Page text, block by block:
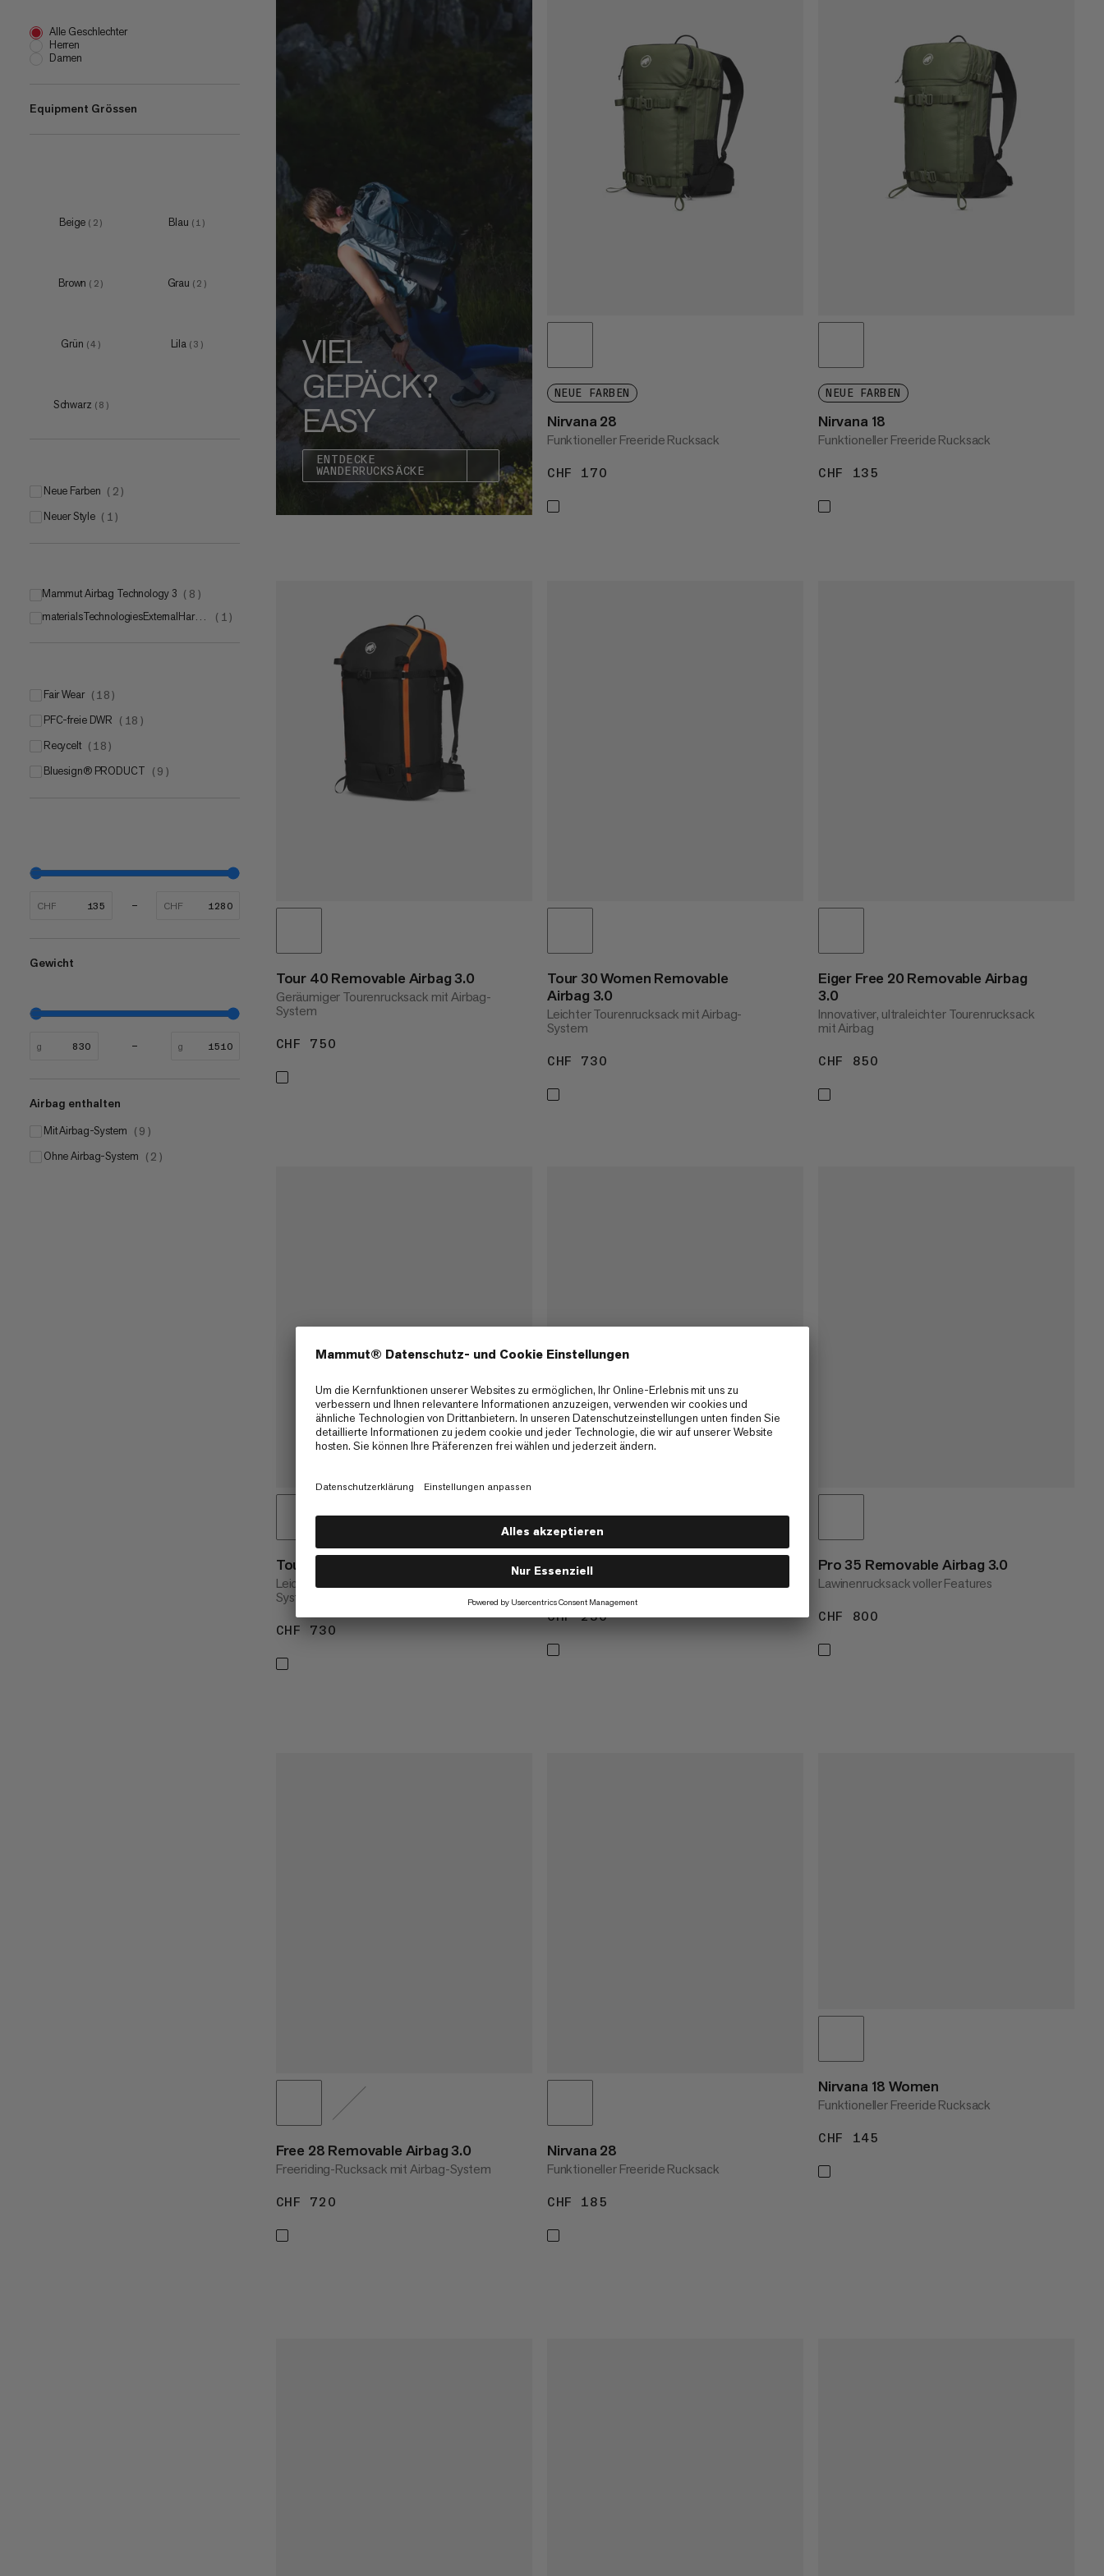
HÖCHSTER PREIS
NEUHEITEN
BEWERTUNG
Alle Geschlechter
Herren
Damen
Equipment Grössen
28 L (1 )
Beige ( 2 ) Blau ( 1 )
Brown ( 2 ) Grau ( 2 )
Grün (4 ) Lila ( 3 )
Schwarz ( 8 )
Neue Farben ( 2 )
Neuer Style ( 1 )
Mammut Airbag Technology 3 ( 8 )
materialsTechnologiesExternalHardwareAlpride ( 1 )
Fair Wear ( 18 )
PFC-freie DWR ( 18 )
Recycelt ( 18 )
bluesign® PRODUCT ( 9 )
CHF CHF
Gewicht
g g
Airbag enthalten
Mit Airbag-System ( 9 )
Ohne Airbag-System ( 2 )
VIEL
GEPÄCK?
EASY
ENTDECKE
WANDERRUCKSÄCKE
NEUE FARBEN
Nirvana 28
Funktioneller Freeride Rucksack
CHF 170
NEUE FARBEN
Nirvana 18
Funktioneller Freeride Rucksack
CHF 135
Tour 40 Removable Airbag 3.0
Geräumiger Tourenrucksack mit Airbag-
System
CHF 750
Tour 30 Women Removable
Airbag 3.0
Leichter Tourenrucksack mit Airbag-
System
CHF 730
Eiger Free 20 Removable Airbag
3.0
Innovativer, ultraleichter Tourenrucksack
mit Airbag
CHF 850
Tour 30 Removable Airbag 3.0
Leichter Tourenrucksack mit Airbag-
System
CHF 730
Trion 50
CHF 230CHF 230
Pro 35 Removable Airbag 3.0
Lawinenrucksack voller Features
CHF 800
Free 28 Removable Airbag 3.0
Freeriding-Rucksack mit Airbag-System
CHF 720
Nirvana 28
Funktioneller Freeride Rucksack
CHF 185
Nirvana 18 Women
Funktioneller Freeride Rucksack
CHF 145